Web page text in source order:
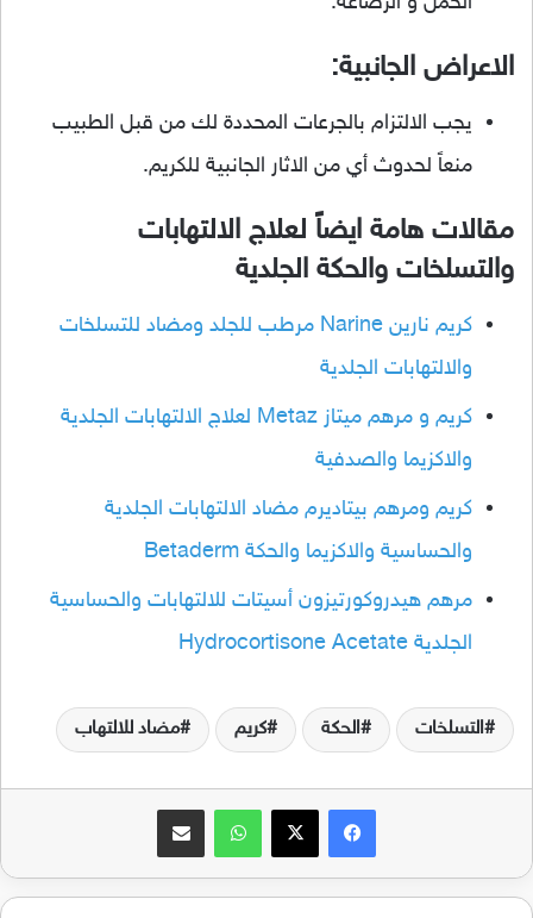
الاعراض الجانبية:
يجب الالتزام بالجرعات المحددة لك من قبل الطبيب
منعاً لحدوث أي من الاثار الجانبية للكريم.
مقالات هامة ايضاً لعلاج الالتهابات
والتسلخات والحكة الجلدية
كريم نارين Narine مرطب للجلد ومضاد للتسلخات
والالتهابات الجلدية
كريم و مرهم ميتاز Metaz لعلاج الالتهابات الجلدية
والاكزيما والصدفية
كريم ومرهم بيتاديرم مضاد الالتهابات الجلدية
والحساسية والاكزيما والحكة Betaderm
مرهم هيدروكورتيزون أسيتات للالتهابات والحساسية
الجلدية Hydrocortisone Acetate
التسلخات الحكة كريم مضاد للالتهاب
فيسبوك‫X واتساب مشاركة عبر البريد